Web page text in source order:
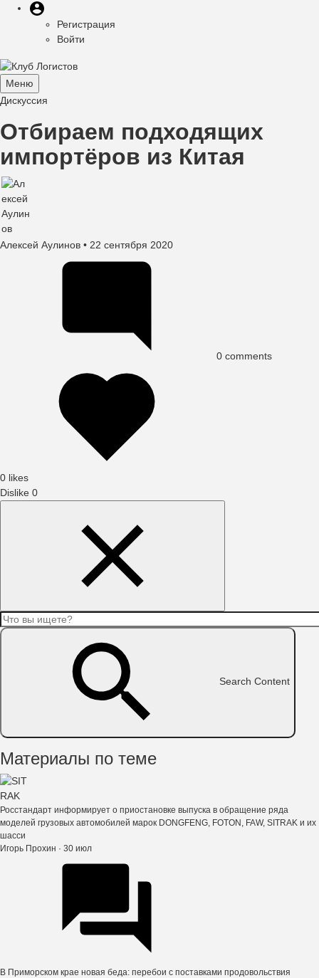
Меню
учётной
записи
пользователя
пользователя
Регистрация
Войти
Меню
Toggle
Дискуссия
Отбираем подходящих
импортёров из Китая
Алексей Аулинов • 22 сентября 2020
0 comments
0 likes
Dislike 0
Search Content
Материалы по теме
Росстандарт информирует о приостановке выпуска в обращение ряда
моделей грузовых автомобилей марок DONGFENG, FOTON, FAW, SITRAK и их
шасси
Игорь Прохин · 30 июл
В Приморском крае новая беда: перебои с поставками продовольствия